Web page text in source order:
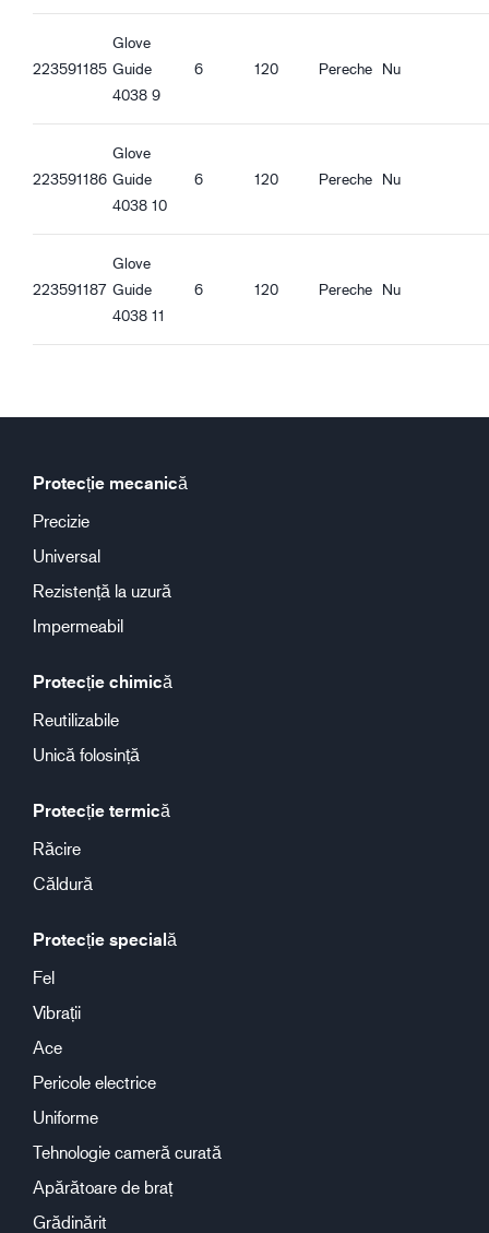
Caracteristici ergonomice
Potrivire standard
Impermeabilă
Bandă de încheietură dreaptă
Bună aderență în condiții uscate
Bună aderență în condiții umede
223591185
Glove
Guide
4038 9
6 120 Pereche Nu
223591186
Glove
Guide
4038 10
6 120 Pereche Nu
223591187
Glove
Guide
4038 11
6 120 Pereche Nu
Protecție mecanică
Precizie
Universal
Rezistență la uzură
Impermeabil
Protecție chimică
Reutilizabile
Unică folosință
Protecție termică
Răcire
Căldură
Protecție specială
Fel
Vibrații
Ace
Pericole electrice
Uniforme
Tehnologie cameră curată
Apărătoare de braț
Grădinărit